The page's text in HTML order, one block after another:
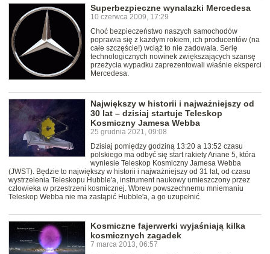
Superbezpieczne wynalazki Mercedesa
10 czerwca 2009, 17:29
Choć bezpieczeństwo naszych samochodów
poprawia się z każdym rokiem, ich producentów (na
całe szczęście!) wciąż to nie zadowala. Serię
technologicznych nowinek zwiększających szansę
przeżycia wypadku zaprezentowali właśnie eksperci
Mercedesa.
Największy w historii i najważniejszy od
30 lat – dzisiaj startuje Teleskop
Kosmiczny Jamesa Webba
25 grudnia 2021, 09:08
Dzisiaj pomiędzy godziną 13:20 a 13:52 czasu
polskiego ma odbyć się start rakiety Ariane 5, która
wyniesie Teleskop Kosmiczny Jamesa Webba
(JWST). Będzie to największy w historii i najważniejszy od 31 lat, od czasu
wystrzelenia Teleskopu Hubble'a, instrument naukowy umieszczony przez
człowieka w przestrzeni kosmicznej. Wbrew powszechnemu mniemaniu
Teleskop Webba nie ma zastąpić Hubble'a, a go uzupełnić
Kosmiczne fajerwerki wyjaśniają kilka
kosmicznych zagadek
7 marca 2013, 06:57